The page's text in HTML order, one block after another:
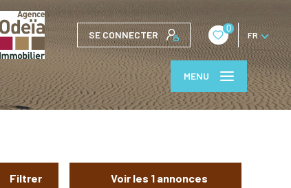
SE CONNECTER
0
FR
MENU
Filtrer Voir les 1annonces